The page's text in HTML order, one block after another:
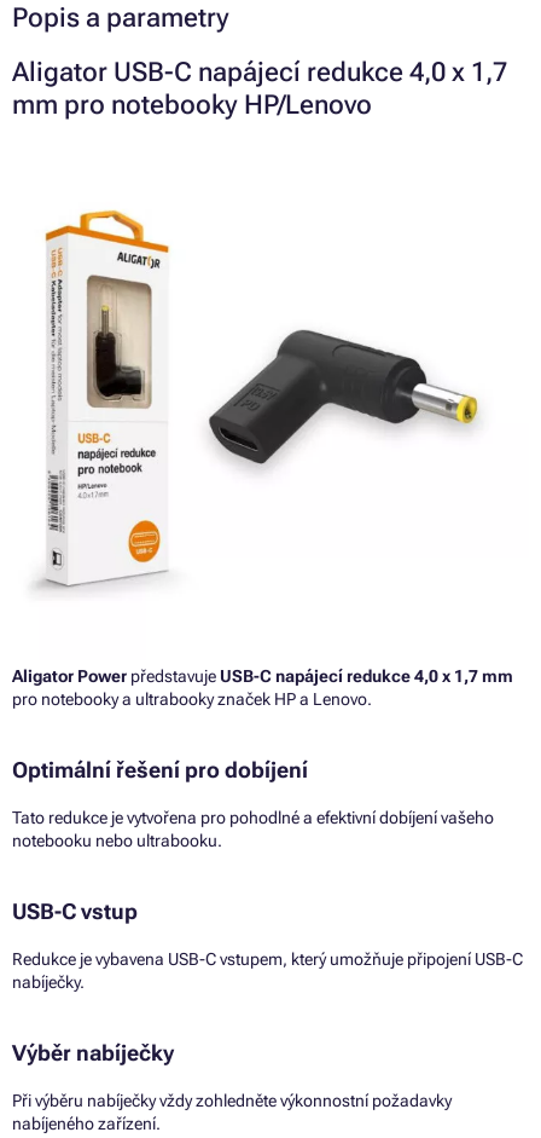
Popis a parametry
Aligator USB-C napájecí redukce 4,0 x 1,7
mm pro notebooky HP/Lenovo
Aligator Power představuje USB-C napájecí redukce 4,0 x 1,7 mm
pro notebooky a ultrabooky značek HP a Lenovo.
Optimální řešení pro dobíjení
Tato redukce je vytvořena pro pohodlné a efektivní dobíjení vašeho
notebooku nebo ultrabooku.
USB-C vstup
Redukce je vybavena USB-C vstupem, který umožňuje připojení USB-C
nabíječky.
Výběr nabíječky
Při výběru nabíječky vždy zohledněte výkonnostní požadavky
nabíjeného zařízení.